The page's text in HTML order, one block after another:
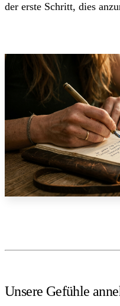
der erste Schritt, dies
Unsere Gefühle